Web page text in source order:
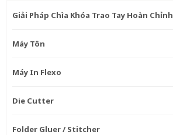
Giải Pháp Chìa Khóa Trao Tay Hoàn Chỉnh
Máy Tôn
Máy In Flexo
Die Cutter
Folder Gluer / Stitcher